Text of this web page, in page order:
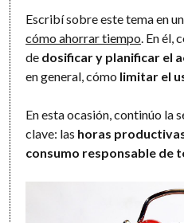
Escribí sobre este tema en
cómo ahorrar tiempo . En
de dosificar y planificar el
en general, cómo limitar el
En esta ocasión, continúo la
clave: las horas
consumo responsable de